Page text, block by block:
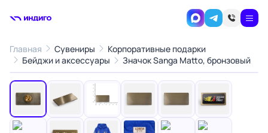
Главная Сувениры
Корпоративные подарки
Бейджи и аксессуары
Значок Sanga Matto, бронзовый
‹ ›
1/12